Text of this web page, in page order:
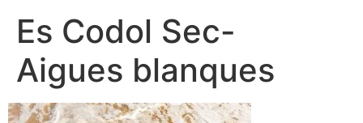
Es Codol Sec-
Aigues blanques